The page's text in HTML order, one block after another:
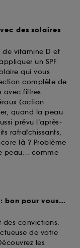
des solaires
de vitamine D et
un SPF
qui vous
complète de
avec filtres
(action
quand la peau
prévu l’après-
rafraîchissants,
là ? Problème
peau… comme
bon pour vous…
des convictions.
de votre
les